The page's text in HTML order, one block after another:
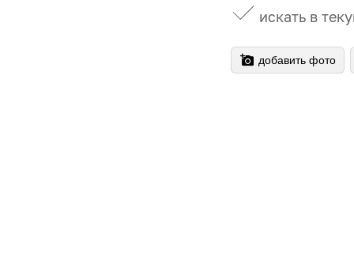
искать в
добавить фото